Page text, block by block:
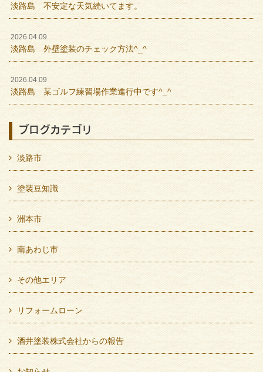
淡路島 不安定な天気続いてます。
2026.04.09
淡路島 外壁塗装のチェック方法^_^
2026.04.09
淡路島 某ゴルフ練習場作業進行中です^_^
ブログカテゴリ
淡路市
塗装豆知識
洲本市
南あわじ市
その他エリア
リフォームローン
酒井塗装株式会社からの報告